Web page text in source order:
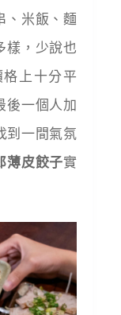
、米飯、麵
樣，少說也
上十分平
後一個人加
到一間氣氛
薄皮餃子實